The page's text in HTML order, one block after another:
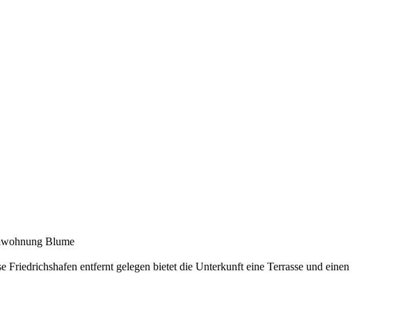
Blume
entfernt gelegen bietet die Unterkunft eine Terrasse und einen